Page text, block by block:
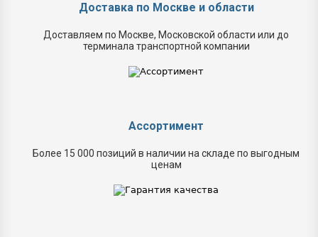
Доставка по Москве и области
Доставляем по Москве, Московской области или до
терминала транспортной компании
Ассортимент
Более 15 000 позиций в наличии на складе по выгодным
ценам